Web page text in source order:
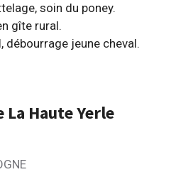
soin du poney.
gîte rural.
débourrage jeune cheval.
Haute Yerle